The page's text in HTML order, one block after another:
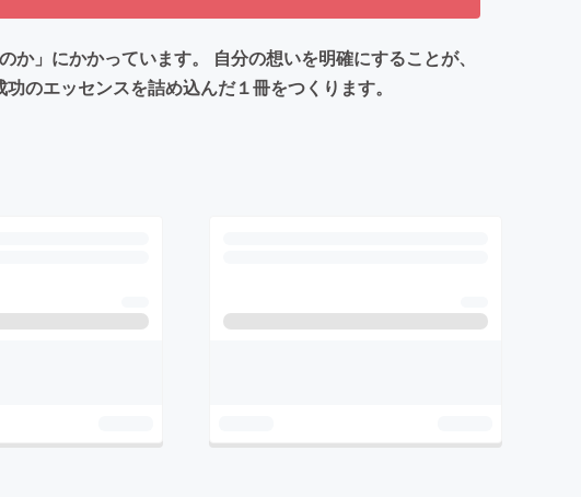
」にかかっています。 自分の想いを明確にすることが、
のエッセンスを詰め込んだ１冊をつくります。